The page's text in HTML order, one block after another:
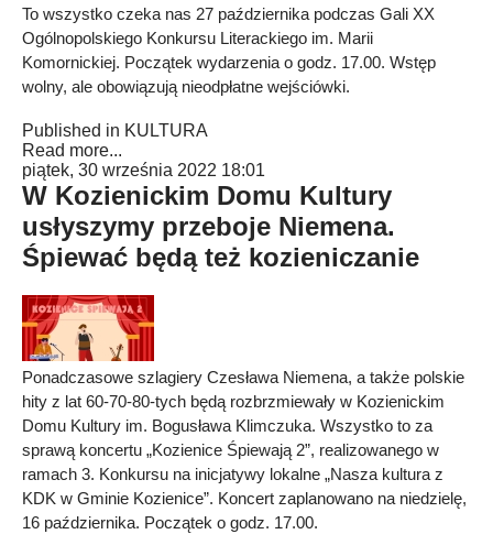
To wszystko czeka nas 27 października podczas Gali XX
Ogólnopolskiego Konkursu Literackiego im. Marii
Komornickiej. Początek wydarzenia o godz. 17.00. Wstęp
wolny, ale obowiązują nieodpłatne wejściówki.
Published in KULTURA
Read more...
piątek, 30 września 2022 18:01
W Kozienickim Domu Kultury
usłyszymy przeboje Niemena.
Śpiewać będą też kozieniczanie
Ponadczasowe szlagiery Czesława Niemena, a także polskie
hity z lat 60-70-80-tych będą rozbrzmiewały w Kozienickim
Domu Kultury im. Bogusława Klimczuka. Wszystko to za
sprawą koncertu „Kozienice Śpiewają 2”, realizowanego w
ramach 3. Konkursu na inicjatywy lokalne „Nasza kultura z
KDK w Gminie Kozienice”. Koncert zaplanowano na niedzielę,
16 października. Początek o godz. 17.00.